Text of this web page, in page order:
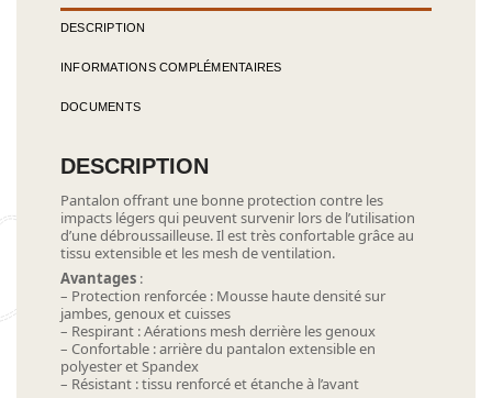
DESCRIPTION
INFORMATIONS COMPLÉMENTAIRES
DOCUMENTS
DESCRIPTION
Pantalon offrant une bonne protection contre les
impacts légers qui peuvent survenir lors de l’utilisation
d’une débroussailleuse. Il est très confortable grâce au
tissu extensible et les mesh de ventilation.
Avantages :
– Protection renforcée : Mousse haute densité sur
jambes, genoux et cuisses
– Respirant : Aérations mesh derrière les genoux
– Confortable : arrière du pantalon extensible en
polyester et Spandex
– Résistant : tissu renforcé et étanche à l’avant